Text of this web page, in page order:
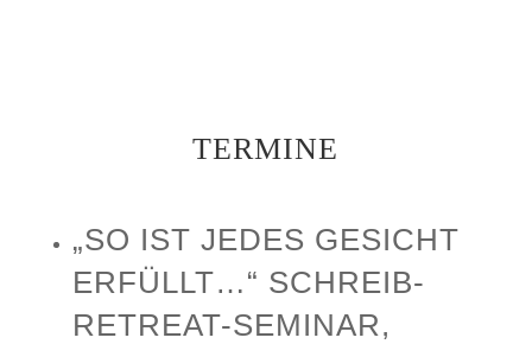
TERMINE
„SO IST JEDES GESICHT
ERFÜLLT…“ SCHREIB-
RETREAT-SEMINAR,